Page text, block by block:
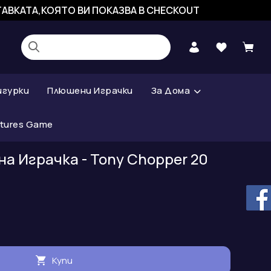
ВИ ПОКАЗВА В CHECKOUT
Плюшени Играчки За Дома
Game
Играчка - Tony Chopper 20
Купи